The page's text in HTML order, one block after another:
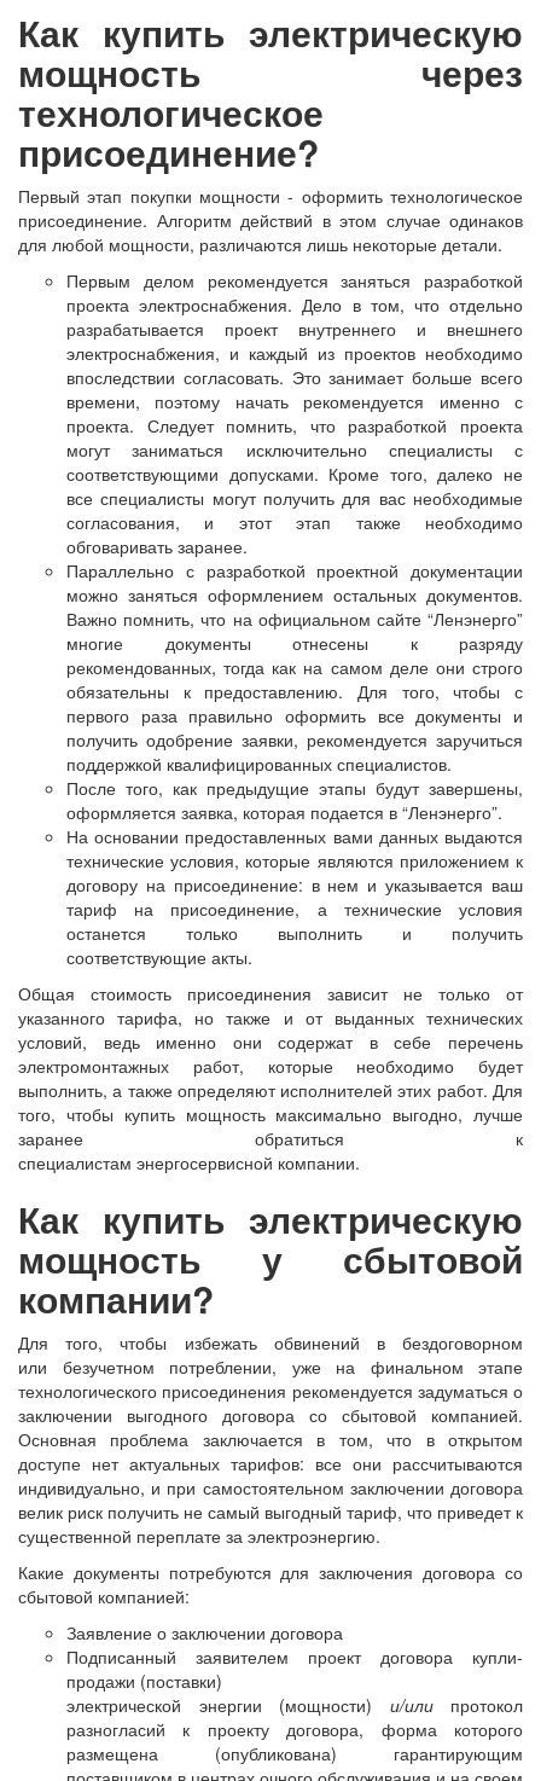
Как купить электрическую
мощность через
технологическое
присоединение?
Первый этап покупки мощности - оформить технологическое
присоединение. Алгоритм действий в этом случае одинаков
для любой мощности, различаются лишь некоторые детали.
Первым делом рекомендуется заняться разработкой
проекта электроснабжения. Дело в том, что отдельно
разрабатывается проект внутреннего и внешнего
электроснабжения, и каждый из проектов необходимо
впоследствии согласовать. Это занимает больше всего
времени, поэтому начать рекомендуется именно с
проекта. Следует помнить, что разработкой проекта
могут заниматься исключительно специалисты с
соответствующими допусками. Кроме того, далеко не
все специалисты могут получить для вас необходимые
согласования, и этот этап также необходимо
обговаривать заранее.
Параллельно с разработкой проектной документации
можно заняться оформлением остальных документов.
Важно помнить, что на официальном сайте “Ленэнерго”
многие документы отнесены к разряду
рекомендованных, тогда как на самом деле они строго
обязательны к предоставлению. Для того, чтобы с
первого раза правильно оформить все документы и
получить одобрение заявки, рекомендуется заручиться
поддержкой квалифицированных специалистов.
После того, как предыдущие этапы будут завершены,
оформляется заявка, которая подается в “Ленэнерго”.
На основании предоставленных вами данных выдаются
технические условия, которые являются приложением к
договору на присоединение: в нем и указывается ваш
тариф на присоединение, а технические условия
останется только выполнить и получить
соответствующие акты.
Общая стоимость присоединения зависит не только от
указанного тарифа, но также и от выданных технических
условий, ведь именно они содержат в себе перечень
электромонтажных работ, которые необходимо будет
выполнить, а также определяют исполнителей этих работ. Для
того, чтобы купить мощность максимально выгодно, лучше
заранее обратиться к
специалистам энергосервисной компании.
Как купить электрическую
мощность у сбытовой
компании?
Для того, чтобы избежать обвинений в бездоговорном
или безучетном потреблении, уже на финальном этапе
технологического присоединения рекомендуется задуматься о
заключении выгодного договора со сбытовой компанией.
Основная проблема заключается в том, что в открытом
доступе нет актуальных тарифов: все они рассчитываются
индивидуально, и при самостоятельном заключении договора
велик риск получить не самый выгодный тариф, что приведет к
существенной переплате за электроэнергию.
Какие документы потребуются для заключения договора со
сбытовой компанией:
Заявление о заключении договора
Подписанный заявителем проект договора купли-
продажи (поставки)
электрической энергии (мощности) и/илипротокол
разногласий к проекту договора, форма которого
размещена (опубликована) гарантирующим